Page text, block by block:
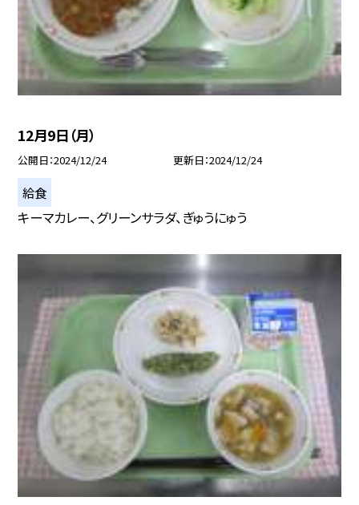
12月9日（月）
公開日 2024/12/24 更新日 2024/12/24
給食
キーマカレー、グリーンサラダ、ぎゅうにゅう